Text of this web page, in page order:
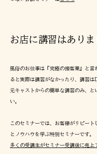
お店に講習はありま
風俗のお仕事は『究極の接客業』と言
ると実際は講習がなかったり、講習
元キャストからの簡単な講習のみ、と
い。
このセミナーでは、お客様がリピート
とノウハウを学ぶ特別セミナーです。
多くの受講生がセミナー受講後に売上